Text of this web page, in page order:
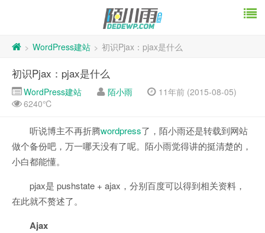
> WordPress建站 > 初识Pjax：pjax是什么
初识Pjax：pjax是什么
WordPress建站 陌小雨
11年前 (2015-08-05)
6240℃
听说博主不再折腾wordpress了，陌小雨还是转载到网站
做个备份吧，万一哪天没有了呢。陌小雨觉得讲的挺清楚的，
小白都能懂。
pjax是 pushstate + ajax，分别百度可以得到相关资料，
在此就不赘述了。
Ajax